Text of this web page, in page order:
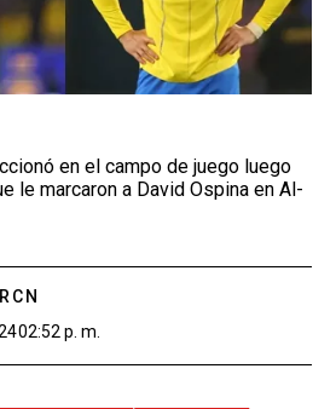
en el campo de juego luego
le marcaron a David Ospina en Al-
02:52 p. m.